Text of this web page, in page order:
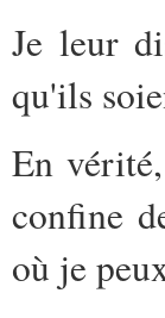
Je leur
qu'ils
En
confine
où je